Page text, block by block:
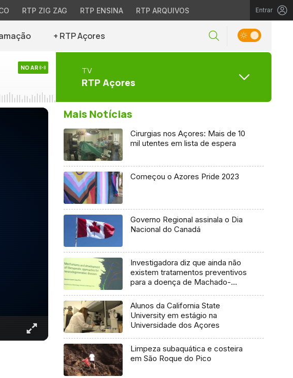
RTP ZIG ZAG RTP ENSINA RTP ARQUIVOS Entrar
+ RTP Açores
NO AR TV
RTP Açores
Mais Notícias
Cirurgias nos Açores: Mais de 10
mil utentes em lista de espera
Começou o Azores Pride 2023
Governo Regional assinala o Dia
Nacional do Canadá
Investigadora diz que ainda não
existem tratamentos preventivos
para a doença de Machado-
Alunos da California State
University em estágio na
Universidade dos Açores
Limpeza subaquática e costeira
em São Roque do Pico